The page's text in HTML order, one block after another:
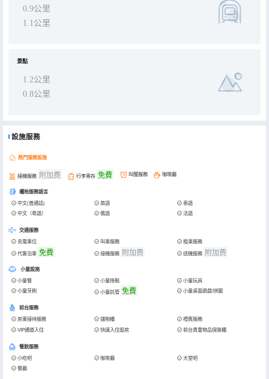
0.9公里
1.1公里
景點
1.2公里
0.8公里
設施服務
熱門服務設施
接機服務 附加费 行李寄存 免費 叫醒服務 咖啡廳
櫃枱服務語言
中文(普通話) 英語
泰語
中文（粵語）
俄語 法語
交通服務
充電車位 叫車服務
租車服務
代客泊車 免費 接機服務 附加费 送機服務 附加费
小童設施
小童餐 小童拖鞋
小童玩具
小童牙刷
小童託管 免費 小童桌面遊戲/拼圖
前台服務
房東接待服務 儲物櫃
禮賓服務
VIP通道入住
快速入住退房 前台貴重物品保險櫃
餐飲服務
小吃吧 咖啡廳
大堂吧
餐廳